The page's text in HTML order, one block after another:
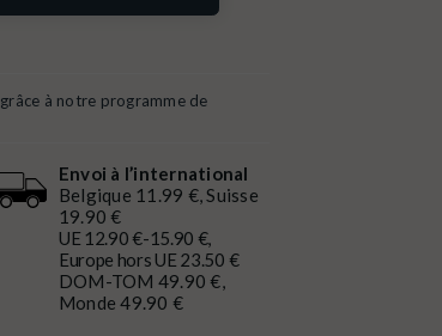
grâce à notre programme de
Envoi à l’international
Belgique 11.99 €, Suisse
19.90 €
UE 12.90 €-15.90 €,
Europe hors UE 23.50 €
DOM-TOM 49.90 €,
Monde 49.90 €